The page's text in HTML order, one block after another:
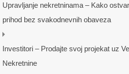
Upravljanje nekretninama – Kako
prihod bez svakodnevnih obaveza
Investitori – Prodajte svoj projekat uz
Nekretnine